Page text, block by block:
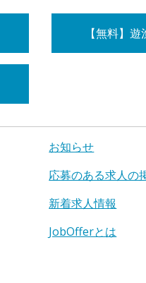
【無料】
お知らせ
応募のある求人の
新着求人情報
JobOfferとは